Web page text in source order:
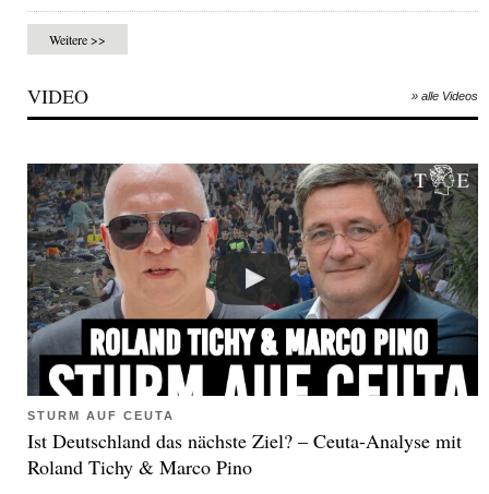
Weitere >>
VIDEO » alle Videos
STURM AUF CEUTA
Ist Deutschland das nächste Ziel? – Ceuta-Analyse mit
Roland Tichy & Marco Pino